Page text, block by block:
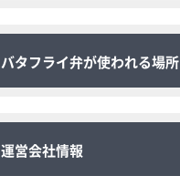
バタフライ弁が使われる場所
運営会社情報